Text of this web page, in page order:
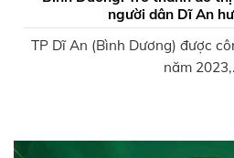
người dân Dĩ An
TP Dĩ An (Bình Dương) được
năm